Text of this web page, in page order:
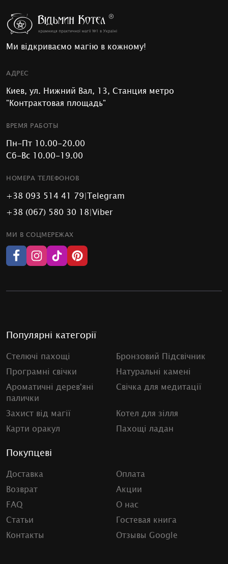
Ми відкриваємо магію в кожному!
АДРЕС
Киев, ул. Нижний Вал, 13, Станция метро
"Контрактовая площадь"
ВРЕМЯ РАБОТЫ
Пн-Пт 10.00-20.00
Сб-Вс 10.00-19.00
НОМЕРА ТЕЛЕФОНОВ
+38 093 514 41 79|Telegram
+38 (067) 580 30 18|Viber
МИ В СОЦМЕРЕЖАХ
Популярні категорії
Стелючі пахощі
Бронзовий Підсвічник
Програмні свічки
Натуральні камені
Ароматичні дерев'яні
палички
Свічка для медитації
Захист від магії
Котел для зілля
Карти оракул
Пахощі ладан
Покупцеві
Доставка
Оплата
Возврат
Акции
FAQ
О нас
Статьи
Гостевая книга
Контакты
Отзывы Google